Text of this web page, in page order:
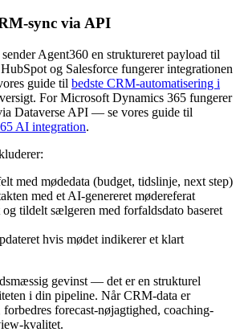
sync via API
Agent360 en struktureret payload til
og Salesforce fungerer integrationen
guide til bedste CRM-automatisering i
For Microsoft Dynamics 365 fungerer
Dataverse API — se vores guide til
AI integration.
med mødedata (budget, tidslinje, next step)
med et AI-genereret mødereferat
tildelt sælgeren med forfaldsdato baseret
hvis mødet indikerer et klart
gevinst — det er en strukturel
i din pipeline. Når CRM-data er
forecast-nøjagtighed, coaching-
kvalitet.